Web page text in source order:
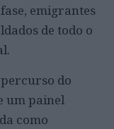
emigrantes
de todo o
do
um painel
como